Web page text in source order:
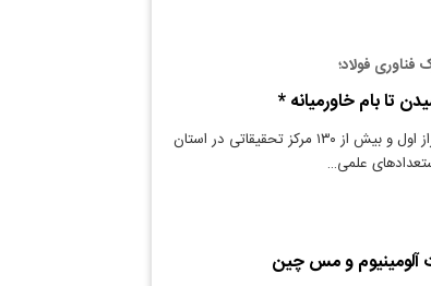
فولاد؛
تا بام خاورمیانه *
دنیای معدن: وجود دانشگاه‌های تراز اول و بیش از ۱۳۰ مرکز تحقیقاتی در استان
علمی…
آلومینیوم و مس چین